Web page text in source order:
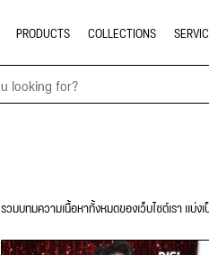
PRODUCTS COLLECTIONS
รวมบทมความเนื้อหาทั้งหมดของเว็บไซต์เรา แบ่